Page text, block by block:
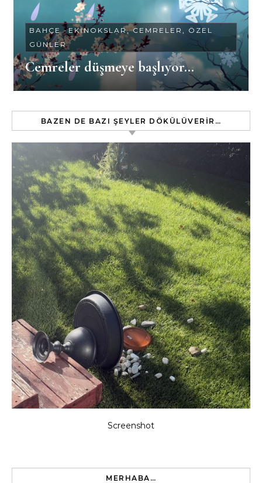
BAHÇE-EKINOKSLAR, CEMRELER, ÖZEL
GÜNLER
Cemreler düşmeye başlıyor…
BAZEN DE BAZI ŞEYLER DÖKÜLÜVERIR…
Screenshot
MERHABA…